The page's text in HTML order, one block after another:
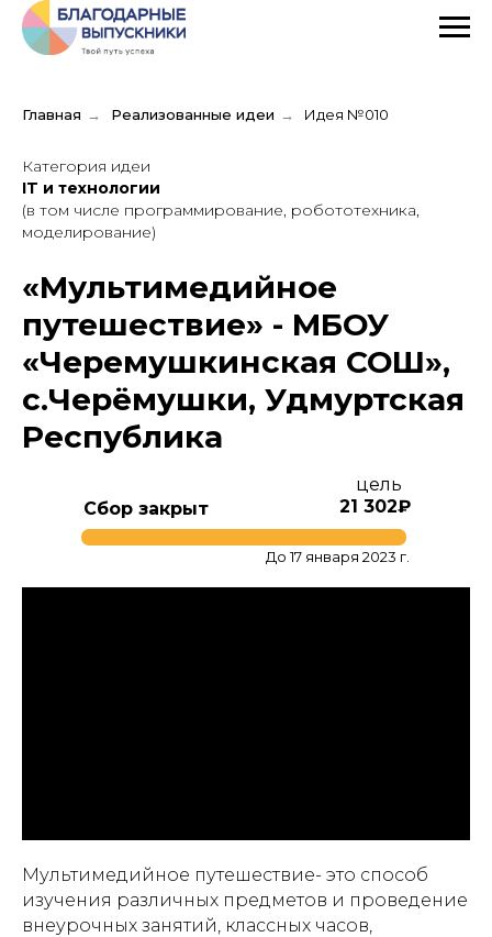
Главная → Реализованные идеи → Идея №010
Категория идеи
IT и технологии
(в том числе программирование, робототехника,
моделирование)
«Мультимедийное
путешествие» - МБОУ
«Черемушкинская СОШ»,
с.Черёмушки, Удмуртская
Республика
21 302₽
Сбор закрыт
цель
До 17 января 2023 г.
Мультимедийное путешествие- это способ
изучения различных предметов и проведение
внеурочных занятий, классных часов,